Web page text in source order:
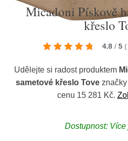
Micadoni Pískově
křeslo
4.8 / 5 (
Udělejte si radost produktem
sametové křeslo Toveznačky
cenu 15 281 Kč.
Dostupnost: